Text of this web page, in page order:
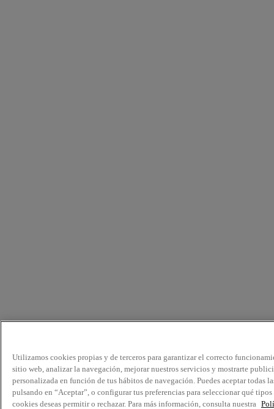
Utilizamos cookies propias y de terceros para garantizar el correcto
sitio web, analizar la navegación, mejorar nuestros servicios y mostrarte
personalizada en función de tus hábitos de navegación. Puedes aceptar todas
pulsando en “Aceptar”, o configurar tus preferencias para seleccionar qué tipos
cookies deseas permitir o rechazar. Para más información, consulta nuestra